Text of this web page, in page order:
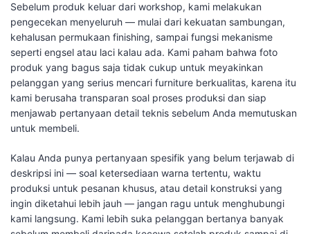
Sebelum produk keluar dari workshop, kami melakukan
pengecekan menyeluruh — mulai dari kekuatan sambungan,
kehalusan permukaan finishing, sampai fungsi mekanisme
seperti engsel atau laci kalau ada. Kami paham bahwa foto
produk yang bagus saja tidak cukup untuk meyakinkan
pelanggan yang serius mencari furniture berkualitas, karena itu
kami berusaha transparan soal proses produksi dan siap
menjawab pertanyaan detail teknis sebelum Anda memutuskan
untuk membeli.
Kalau Anda punya pertanyaan spesifik yang belum terjawab di
deskripsi ini — soal ketersediaan warna tertentu, waktu
produksi untuk pesanan khusus, atau detail konstruksi yang
ingin diketahui lebih jauh — jangan ragu untuk menghubungi
kami langsung. Kami lebih suka pelanggan bertanya banyak